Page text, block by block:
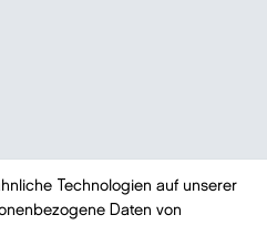
Technologien auf unserer
Daten von